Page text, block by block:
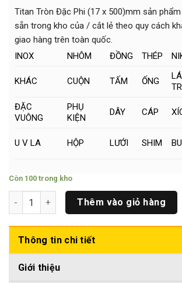
Titan Tròn Đặc Phi (17 x 500)mm sản
sẵn trong kho của / cắt lẻ theo quy cách
giao hàng trên toàn quốc.
INOX
NHÔM ĐỒNG THÉP
KHÁC CUỘN TẤM ỐNG
ĐẶC
VUÔNG
PHỤ
KIỆN
DÂY CÁP
U V LA HỘP LƯỚI SHIM
Còn 100 trong kho
Titan Tròn Đặc Phi (17 x 500)mm số lượng
Thêm vào giỏ hàng
Thông tin chi tiết
Giới thiệu